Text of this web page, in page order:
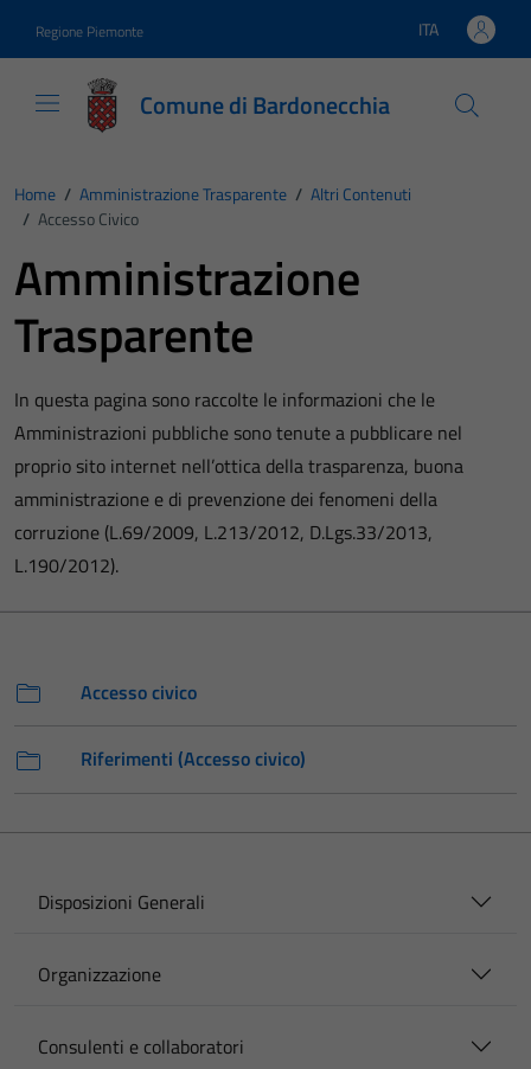
Regione Piemonte Lingua attiva:
ITA
Comune di Bardonecchia
Home / Amministrazione Trasparente / Altri Contenuti
/ Accesso Civico
Amministrazione
Trasparente
In questa pagina sono raccolte le informazioni che le
Amministrazioni pubbliche sono tenute a pubblicare nel
proprio sito internet nell’ottica della trasparenza, buona
amministrazione e di prevenzione dei fenomeni della
corruzione (L.69/2009, L.213/2012, D.Lgs.33/2013,
L.190/2012).
Accesso civico
Riferimenti (Accesso civico)
Disposizioni Generali
Organizzazione
Consulenti e collaboratori